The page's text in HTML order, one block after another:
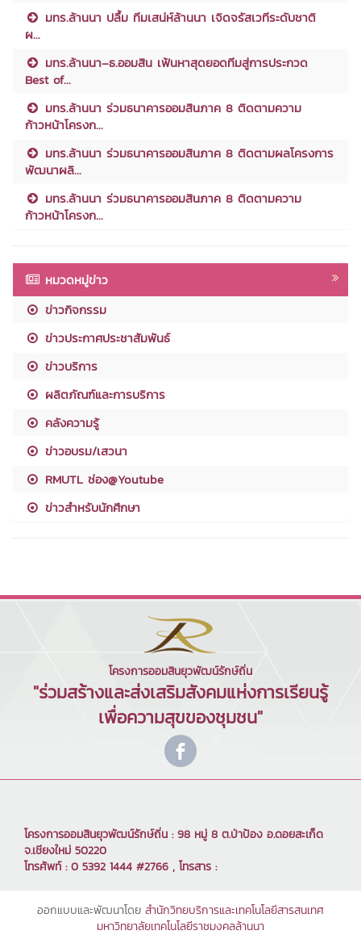
มทร.ล้านนา ปลื้ม ทีมเสน่ห์ล้านนา เจิดจรัสเวทีระดับชาติ
ผ...
มทร.ล้านนา–ธ.ออมสิน เฟ้นหาสุดยอดทีมสู่การประกวด
Best of...
มทร.ล้านนา ร่วมธนาคารออมสินภาค 8 ติดตามความ
ก้าวหน้าโครงก...
มทร.ล้านนา ร่วมธนาคารออมสินภาค 8 ติดตามผลโครงการ
พัฒนาผลิ...
มทร.ล้านนา ร่วมธนาคารออมสินภาค 8 ติดตามความ
ก้าวหน้าโครงก...
หมวดหมู่ข่าว
ข่าวกิจกรรม
ข่าวประกาศประชาสัมพันธ์
ข่าวบริการ
ผลิตภัณฑ์และการบริการ
คลังความรู้
ข่าวอบรม/เสวนา
RMUTL ช่อง@Youtube
ข่าวสำหรับนักศึกษา
โครงการออมสินยุวพัฒน์รักษ์ถิ่น
"ร่วมสร้างและส่งเสริมสังคมแห่งการเรียนรู้
เพื่อความสุขของชุมชน"
โครงการออมสินยุวพัฒน์รักษ์ถิ่น : 98 หมู่ 8 ต.ป่าป้อง อ.ดอยสะเก็ด
จ.เชียงใหม่ 50220
โทรศัพท์ : 0 5392 1444 #2766 , โทรสาร :
ออกแบบและพัฒนาโดย สำนักวิทยบริการและเทคโนโลยีสารสนเทศ
มหาวิทยาลัยเทคโนโลยีราชมงคลล้านนา